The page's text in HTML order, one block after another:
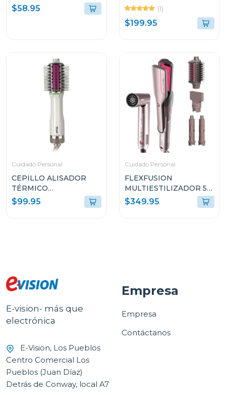
ovalado nano azul
titanium350ux
$58.95
nano titanium rosada
optima 3000tux
(1)
$199.95
Cuidado Personal
CEPILLO ALISADOR
TÉRMICO
SMOOTHSTYLE HT202
$99.95
Cuidado Personal
FLEXFUSION
MULTIESTILIZADOR 5-
EN-1 NINJA CON
ALISADORA DE AIRE
$349.95
E-vision- más que
electrónica
E-Vision, Los Pueblos
Centro Comercial Los
Pueblos (Juan Díaz)
Detrás de Conway, local A7
Empresa
Empresa
Contáctanos